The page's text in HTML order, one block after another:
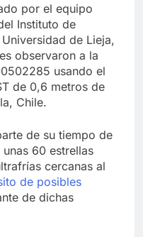
por el equipo
Instituto de
de Lieja,
observaron a la
usando el
de 0,6 metros de
Chile.
de su tiempo de
60 estrellas
cercanas al
de posibles
de dichas